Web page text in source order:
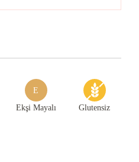
E
Ekşi Mayalı Glutensiz